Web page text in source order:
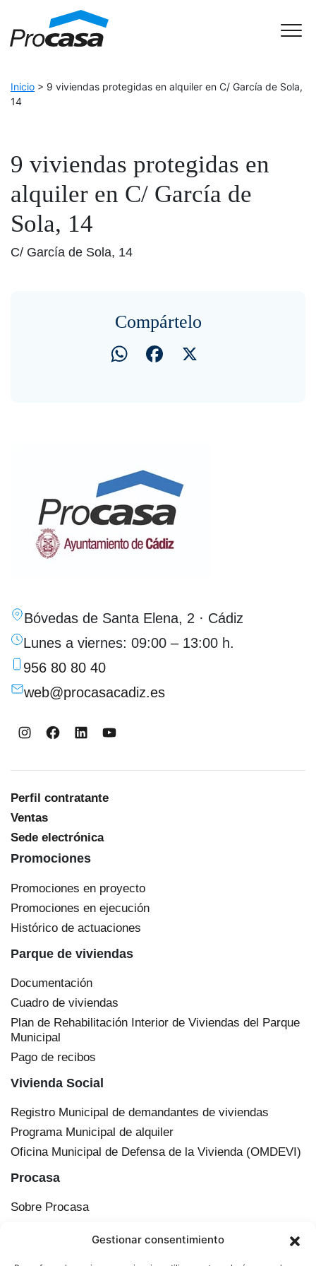
Gestionar consentimiento
Main Navigation
Inicio > 9 viviendas protegidas en alquiler en C/ García de Sola,
14
9 viviendas protegidas en
alquiler en C/ García de
Sola, 14
C/ García de Sola, 14
Compártelo
WhatsAppFacebook
Bóvedas de Santa Elena, 2 · Cádiz
Lunes a viernes: 09:00 – 13:00 h.
956 80 80 40
web@procasacadiz.es
Instagram
Facebook
LinkedInYouTube
Perfil contratante
Ventas
Sede electrónica
Promociones
Promociones en proyecto
Promociones en ejecución
Histórico de actuaciones
Parque de viviendas
Documentación
Cuadro de viviendas
Plan de Rehabilitación Interior de Viviendas del Parque
Municipal
Pago de recibos
Vivienda Social
Registro Municipal de demandantes de viviendas
Programa Municipal de alquiler
Oficina Municipal de Defensa de la Vivienda (OMDEVI)
Procasa
Sobre Procasa
Información corporativa
Órganos de administración